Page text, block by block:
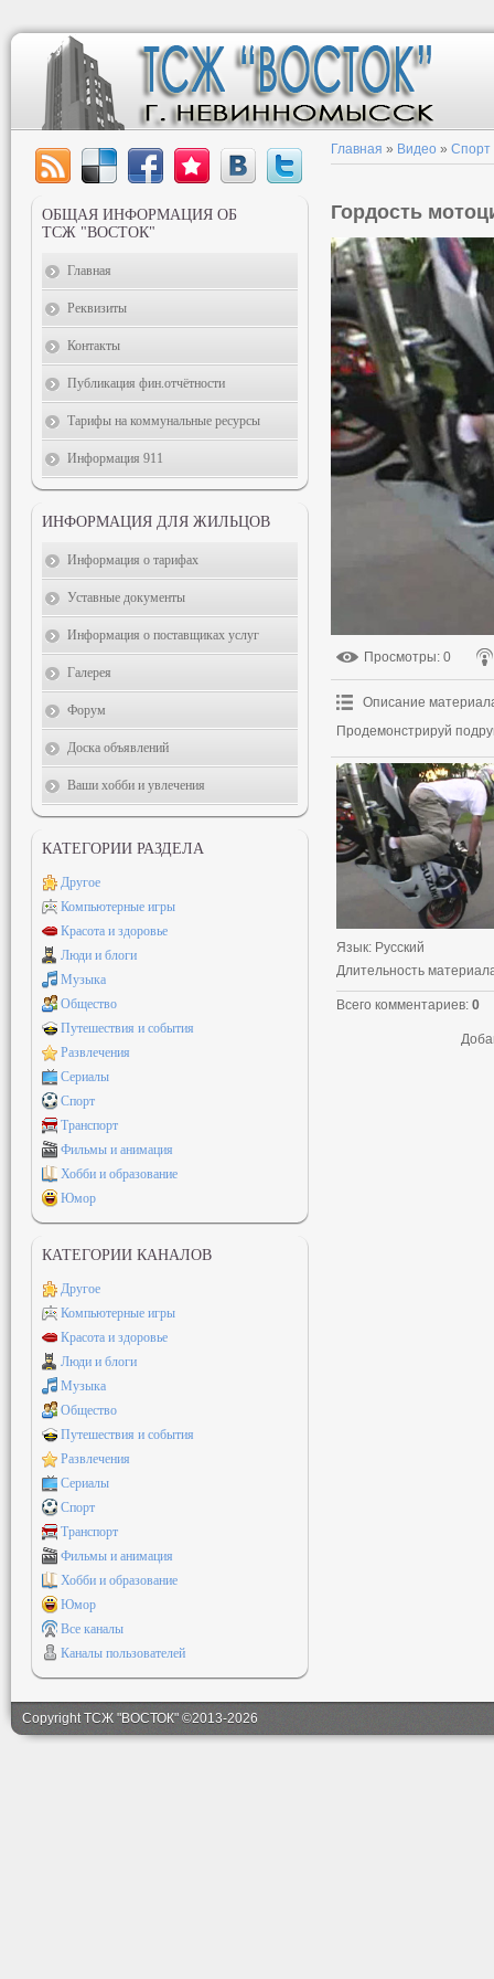
Главная » Видео » Спорт
Гордость
Просмотры: 0
Описание
Продемонстрируй
Язык: Русский
Длительность
Всего комментариев: 0
ОБЩАЯ ИНФОРМАЦИЯ ОБ
ТСЖ "ВОСТОК"
Главная
Реквизиты
Контакты
Публикация фин.отчётности
Тарифы на коммунальные ресурсы
Информация 911
ИНФОРМАЦИЯ ДЛЯ ЖИЛЬЦОВ
Информация о тарифах
Уставные документы
Информация о поставщиках услуг
Галерея
Форум
Доска объявлений
Ваши хобби и увлечения
КАТЕГОРИИ РАЗДЕЛА
Другое
Компьютерные игры
Красота и здоровье
Люди и блоги
Музыка
Общество
Путешествия и события
Развлечения
Сериалы
Спорт
Транспорт
Фильмы и анимация
Хобби и образование
Юмор
КАТЕГОРИИ КАНАЛОВ
Другое
Компьютерные игры
Красота и здоровье
Люди и блоги
Музыка
Общество
Путешествия и события
Развлечения
Сериалы
Спорт
Транспорт
Фильмы и анимация
Хобби и образование
Юмор
Все каналы
Каналы пользователей
Copyright ТСЖ "ВОСТОК" ©2013-2026